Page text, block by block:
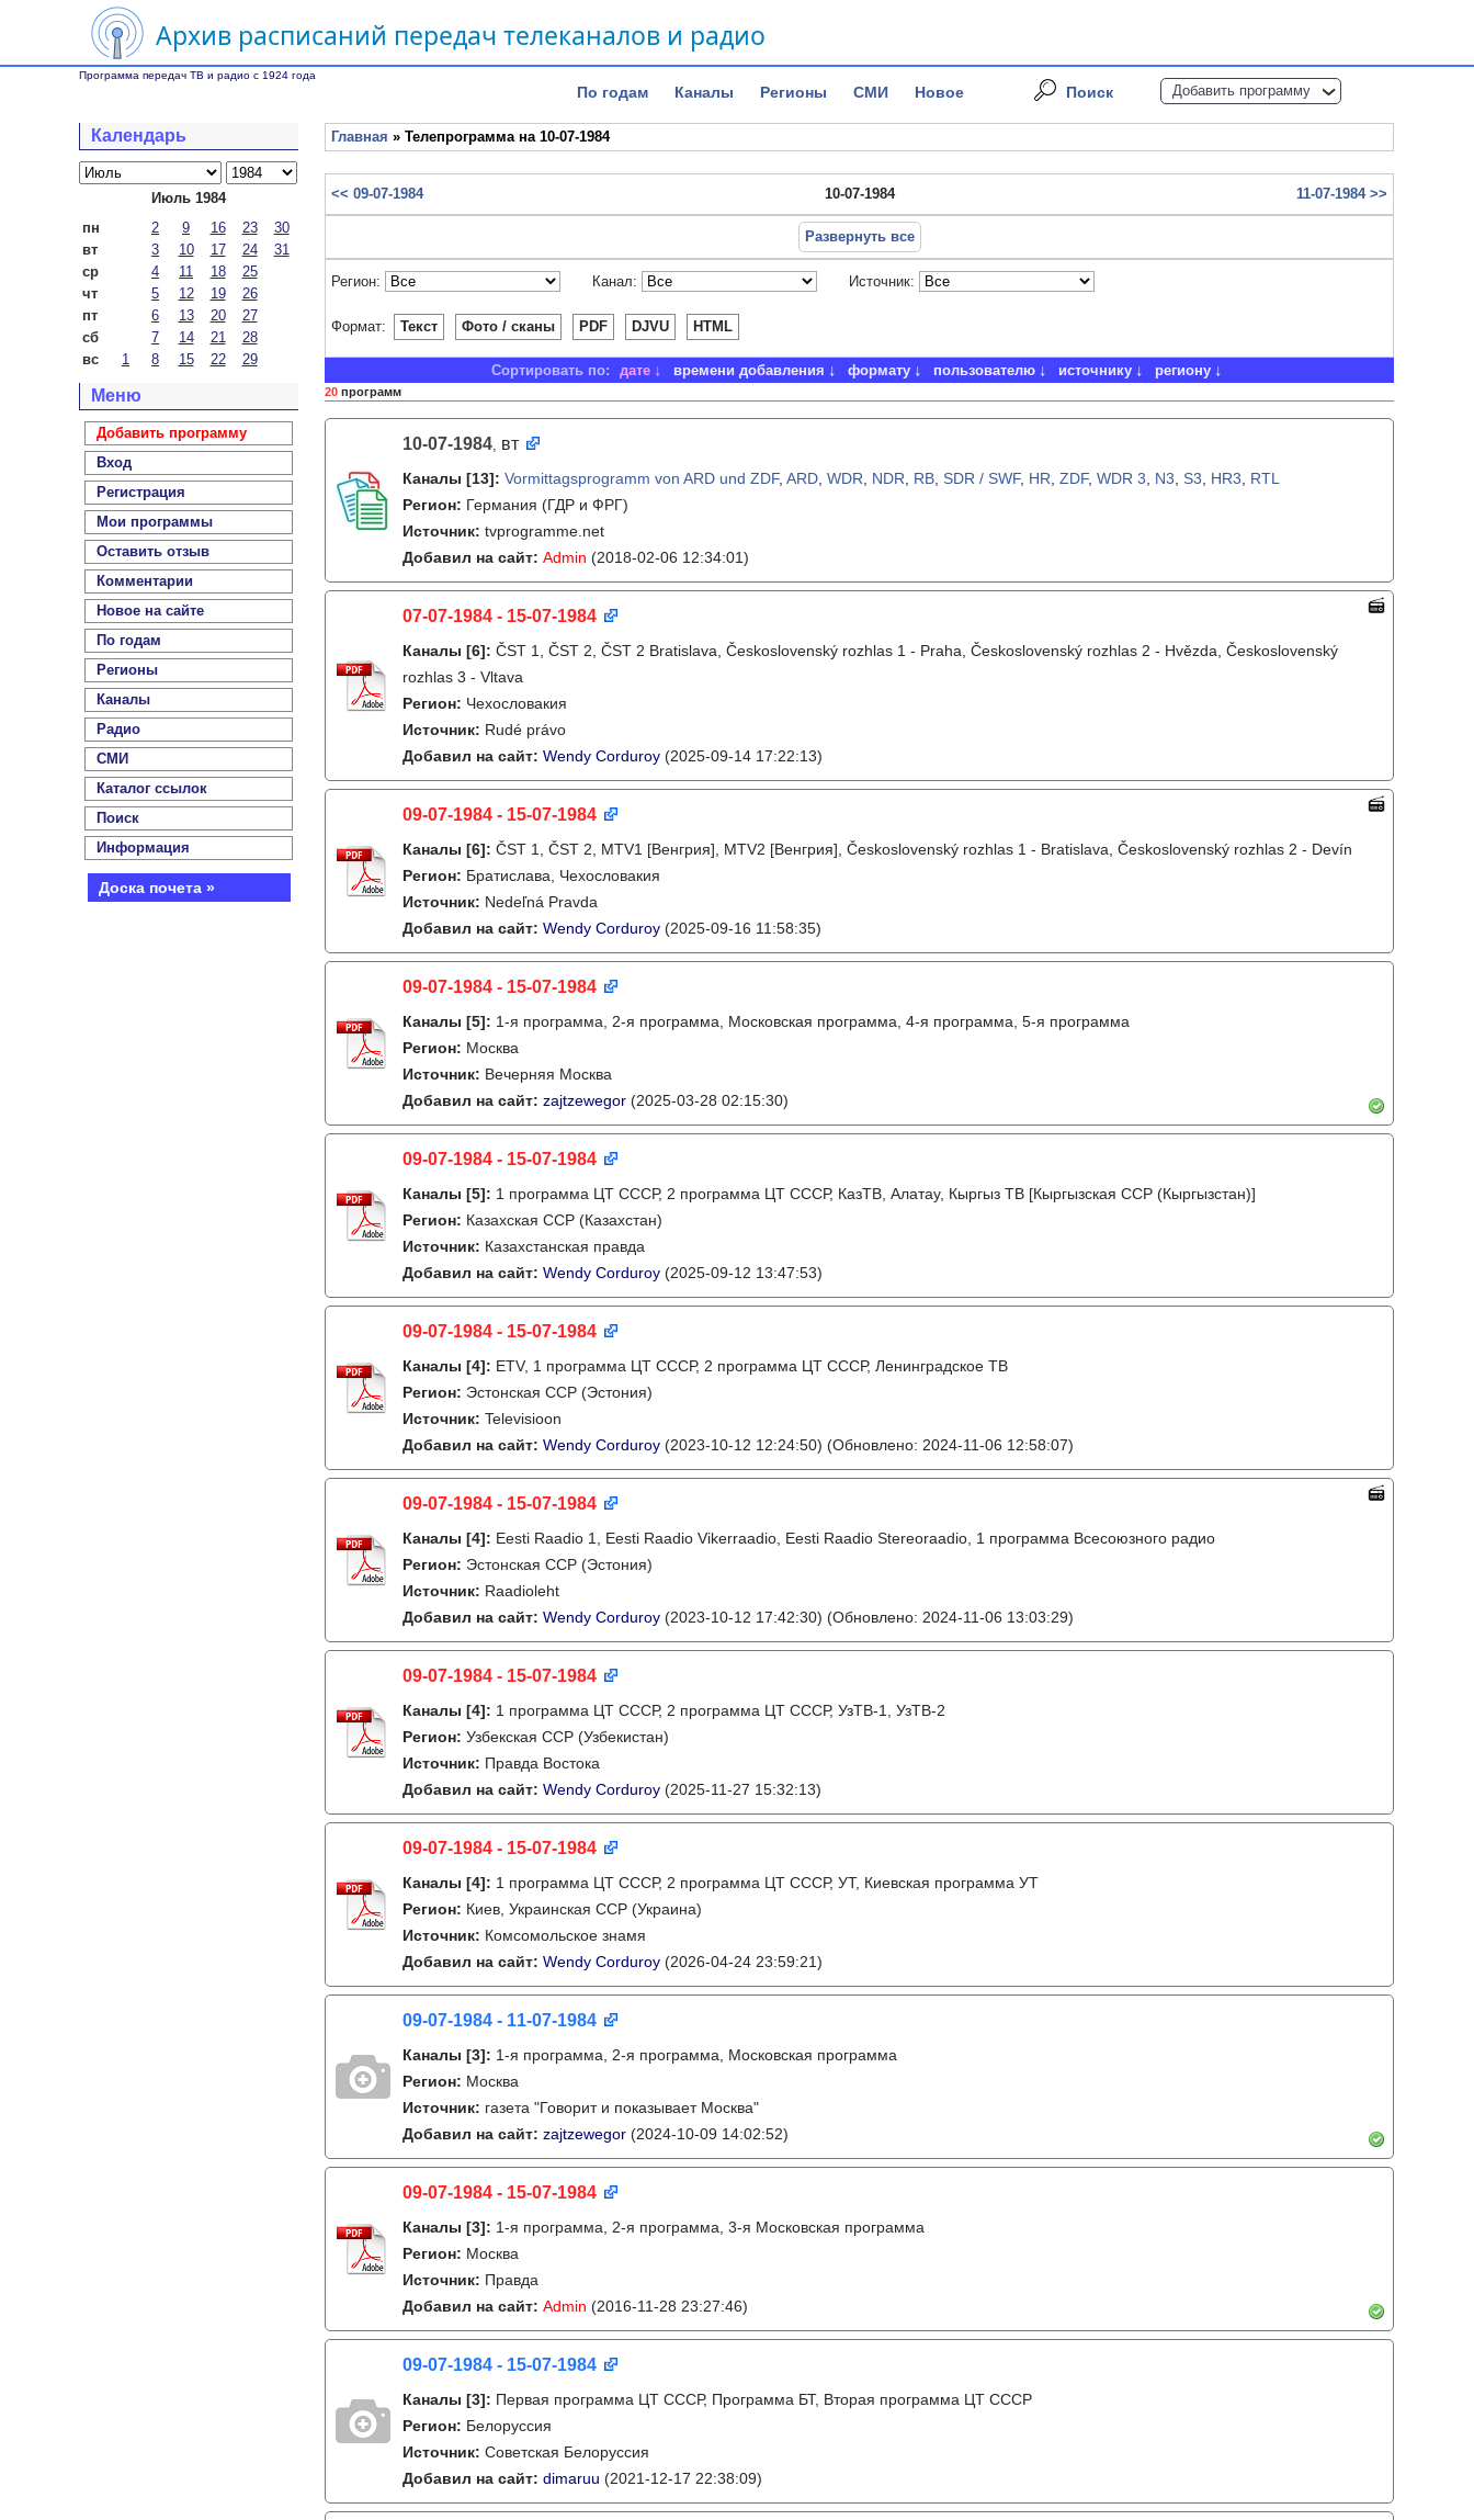
Архив расписаний передач телеканалов и радио
Программа передач ТВ и радио с 1924 года
По годам Каналы Регионы СМИ Новое Поиск Добавить программу
Календарь
Июль 1984
пн
2 9 16 23
30
вт
3 10 17 24
31
ср
4 11 18
25
чт
5 12 19
26
пт
6 13 20
27
сб
7 14 21
28
вс
1 8 15 22 29
Меню
Добавить программу
Вход
Регистрация
Мои программы
Оставить отзыв
Комментарии
Новое на сайте
По годам
Регионы
Каналы
Радио
СМИ
Каталог ссылок
Поиск
Информация
Доска почета »
Главная » Телепрограмма на 10-07-1984
<< 09-07-1984 10-07-1984 11-07-1984 >>
Развернуть все
Регион: Канал: Источник:
Формат: Текст Фото / сканы PDF DJVU HTML
Сортировать по: дате времени добавления формату пользователю источнику региону
20 программ
10-07-1984, вт
Каналы [13]: Vormittagsprogramm von ARD und ZDF, ARD WDR NDR RB SDR / SWF, HR ZDF, WDR 3 N3 S3 HR3
RTL
Регион: Германия (ГДР и ФРГ)
Источник: tvprogramme.net
Добавил на сайт: Admin (2018-02-06 12:34:01)
07-07-1984 - 15-07-1984
Каналы [6]: ČST 1, ČST 2, ČST 2 Bratislava, Československý rozhlas 1 - Praha, Československý rozhlas 2 - Hvězda, Československý
rozhlas 3 - Vltava
Регион: Чехословакия
Источник: Rudé právo
Добавил на сайт: Wendy Corduroy (2025-09-14 17:22:13)
09-07-1984 - 15-07-1984
Каналы [6]: ČST 1, ČST 2, MTV1 [Венгрия], MTV2 [Венгрия], Československý rozhlas 1 - Bratislava, Československý rozhlas 2 - Devín
Регион: Братислава, Чехословакия
Источник: Nedeľná Pravda
Добавил на сайт: Wendy Corduroy (2025-09-16 11:58:35)
09-07-1984 - 15-07-1984
Каналы [5]: 1-я программа, 2-я программа, Московская программа, 4-я программа, 5-я программа
Регион: Москва
Источник: Вечерняя Москва
Добавил на сайт: zajtzewegor (2025-03-28 02:15:30)
09-07-1984 - 15-07-1984
Каналы [5]: 1 программа ЦТ СССР, 2 программа ЦТ СССР, КазТВ, Алатау, Кыргыз ТВ [Кыргызская ССР (Кыргызстан)]
Регион: Казахская ССР (Казахстан)
Источник: Казахстанская правда
Добавил на сайт: Wendy Corduroy (2025-09-12 13:47:53)
09-07-1984 - 15-07-1984
Каналы [4]: ETV, 1 программа ЦТ СССР, 2 программа ЦТ СССР, Ленинградское ТВ
Регион: Эстонская ССР (Эстония)
Источник: Televisioon
Добавил на сайт: Wendy Corduroy (2023-10-12 12:24:50) (Обновлено: 2024-11-06 12:58:07)
09-07-1984 - 15-07-1984
Каналы [4]: Eesti Raadio 1, Eesti Raadio Vikerraadio, Eesti Raadio Stereoraadio, 1 программа Всесоюзного радио
Регион: Эстонская ССР (Эстония)
Источник: Raadioleht
Добавил на сайт: Wendy Corduroy (2023-10-12 17:42:30) (Обновлено: 2024-11-06 13:03:29)
09-07-1984 - 15-07-1984
Каналы [4]: 1 программа ЦТ СССР, 2 программа ЦТ СССР, УзТВ-1, УзТВ-2
Регион: Узбекская ССР (Узбекистан)
Источник: Правда Востока
Добавил на сайт: Wendy Corduroy (2025-11-27 15:32:13)
09-07-1984 - 15-07-1984
Каналы [4]: 1 программа ЦТ СССР, 2 программа ЦТ СССР, УТ, Киевская программа УТ
Регион: Киев, Украинская ССР (Украина)
Источник: Комсомольское знамя
Добавил на сайт: Wendy Corduroy (2026-04-24 23:59:21)
09-07-1984 - 11-07-1984
Каналы [3]: 1-я программа, 2-я программа, Московская программа
Регион: Москва
Источник: газета "Говорит и показывает Москва"
Добавил на сайт: zajtzewegor (2024-10-09 14:02:52)
09-07-1984 - 15-07-1984
Каналы [3]: 1-я программа, 2-я программа, 3-я Московская программа
Регион: Москва
Источник: Правда
Добавил на сайт: Admin (2016-11-28 23:27:46)
09-07-1984 - 15-07-1984
Каналы [3]: Первая программа ЦТ СССР, Программа БТ, Вторая программа ЦТ СССР
Регион: Белоруссия
Источник: Советская Белоруссия
Добавил на сайт: dimaruu (2021-12-17 22:38:09)